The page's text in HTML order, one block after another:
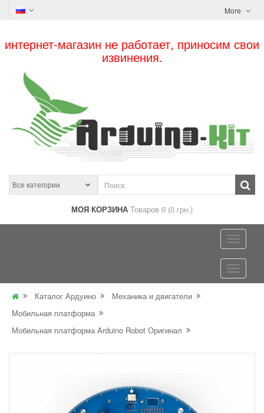
More
интернет-магазин не работает, приносим свои
извинения.
МОЯ КОРЗИНА Товаров 0 (0 грн.)
Каталог Ардуино
Механика и двигатели
Мобильная платформа
Мобильная платформа Arduino Robot Оригинал